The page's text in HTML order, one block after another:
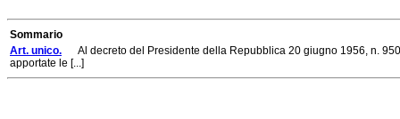
Sommario
Art. unico. Al decreto del Presidente della Repubblica 20 giugno 1956, n.
apportate le [...]